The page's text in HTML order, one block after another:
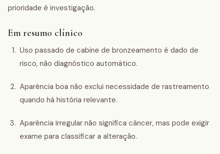
prioridade é investigação.
Em resumo clínico
Uso passado de cabine de bronzeamento é dado de
risco, não diagnóstico automático.
Aparência boa não exclui necessidade de rastreamento
quando há história relevante.
Aparência irregular não significa câncer, mas pode exigir
exame para classificar a alteração.